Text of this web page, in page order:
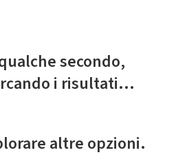
secondo,
i risultati...
altre opzioni.